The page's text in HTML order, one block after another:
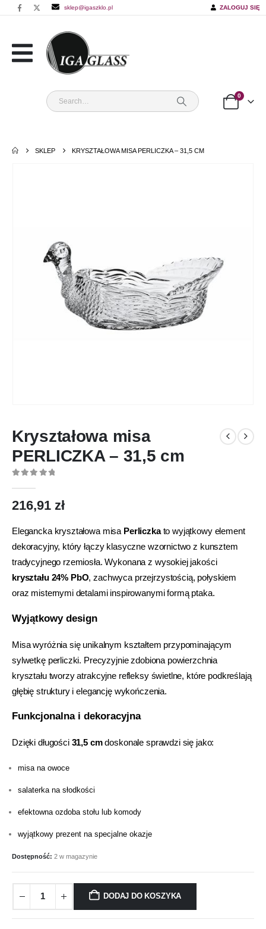
sklep@igaszklo.pl ZALOGUJ SIĘ
0
SKLEP KRYSZTAŁOWA MISA PERLICZKA – 31,5 CM
Kryształowa misa
PERLICZKA – 31,5 cm
216,91 zł
Elegancka kryształowa misa Perliczkato wyjątkowy element
dekoracyjny, który łączy klasyczne wzornictwo z kunsztem
tradycyjnego rzemiosła. Wykonana z wysokiej jakości
kryształu 24% PbO, zachwyca przejrzystością, połyskiem
oraz misternymi detalami inspirowanymi formą ptaka.
Wyjątkowy design
Misa wyróżnia się unikalnym kształtem przypominającym
sylwetkę perliczki. Precyzyjnie zdobiona powierzchnia
kryształu tworzy atrakcyjne refleksy świetlne, które podkreślają
głębię struktury i elegancję wykończenia.
Funkcjonalna i dekoracyjna
Dzięki długości 31,5 cmdoskonale sprawdzi się jako:
misa na owoce
salaterka na słodkości
efektowna ozdoba stołu lub komody
wyjątkowy prezent na specjalne okazje
Dostępność: 2 w magazynie
DODAJ DO KOSZYKA